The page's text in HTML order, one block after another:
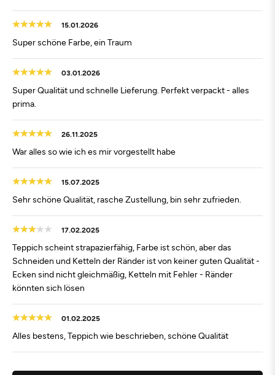
15.01.2026
Super schöne Farbe, ein Traum
03.01.2026
Super Qualität und schnelle Lieferung. Perfekt verpackt - alles
prima.
26.11.2025
War alles so wie ich es mir vorgestellt habe
15.07.2025
Sehr schöne Qualität, rasche Zustellung, bin sehr zufrieden.
17.02.2025
Teppich scheint strapazierfähig, Farbe ist schön, aber das
Schneiden und Ketteln der Ränder ist von keiner guten Qualität -
Ecken sind nicht gleichmäßig, Ketteln mit Fehler - Ränder
könnten sich lösen
01.02.2025
Alles bestens, Teppich wie beschrieben, schöne Qualität